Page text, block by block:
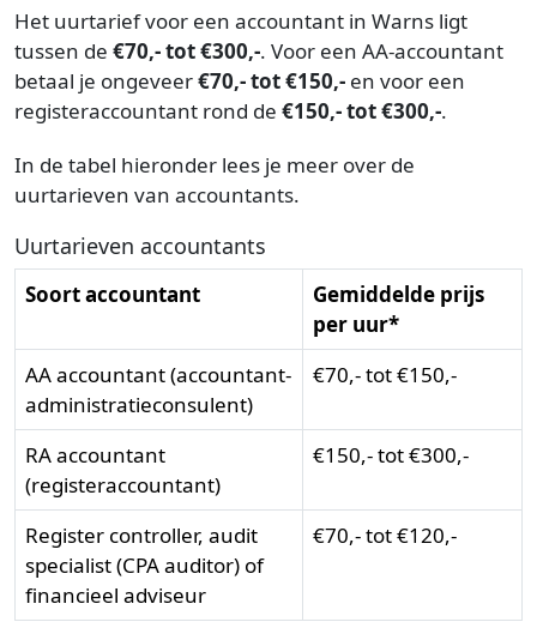
Het uurtarief voor een accountant in Warns ligt
tussen de €70,- tot €300,-. Voor een AA-accountant
betaal je ongeveer€70,- tot €150,- en voor een
registeraccountant rond de €150,- tot €300,-.
In de tabel hieronder lees je meer over de
uurtarieven van accountants.
Uurtarieven accountants
Soort accountant
Gemiddelde prijs
per uur*
AA accountant (accountant-
administratieconsulent)
€70,- tot €150,-
RA accountant
(registeraccountant)
€150,- tot €300,-
Register controller, audit
specialist (CPA auditor) of
financieel adviseur
€70,- tot €120,-